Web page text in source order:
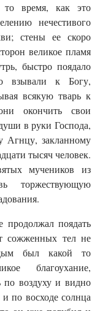
время, как это
нечестивого
стены ее скоро
великое пламя
быстро поядало
взывали к Богу,
всякую тварь к
окончить свои
в руки Господа,
Агнцу, закланному
тысяч человек.
мучеников из
торжествующую
поядать
сожженных тел не
был какой то
благоухание,
по воздуху и видно
по восходе солнца